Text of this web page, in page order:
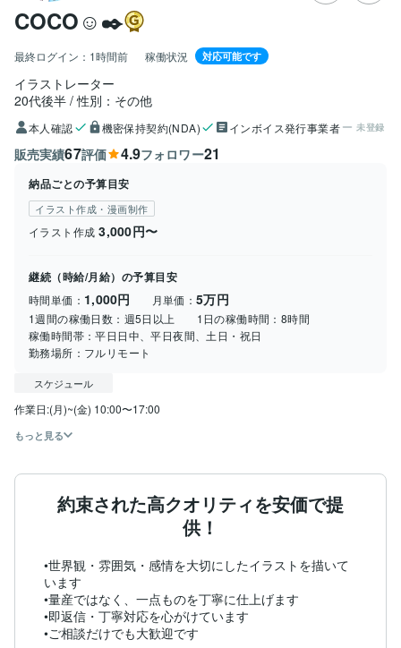
COCO☺︎✒️
最終ログイン： 1時間前 稼働状況 対応可能です
イラストレーター
20代後半 性別：その他
本人確認 機密保持契約(NDA) インボイス発行事業者 未登録
販売実績67評価 4.9フォロワー21
納品ごとの予算目安
イラスト作成・漫画制作
イラスト作成 3,000円〜
継続（時給/月給）の予算目安
時間単価： 1,000円 月単価：5万円
1週間の稼働日数： 週5日以上 1日の稼働時間： 8時間
稼働時間帯：平日日中、平日夜間、土日・祝日
勤務場所： フルリモート
スケジュール
作業日:(月)~(金) 10:00〜17:00
もっと見る
約束された高クオリティを安価で提
供！
•世界観・雰囲気・感情を大切にしたイラストを描いて
います
•量産ではなく、一点ものを丁寧に仕上げます
•即返信・丁寧対応を心がけています